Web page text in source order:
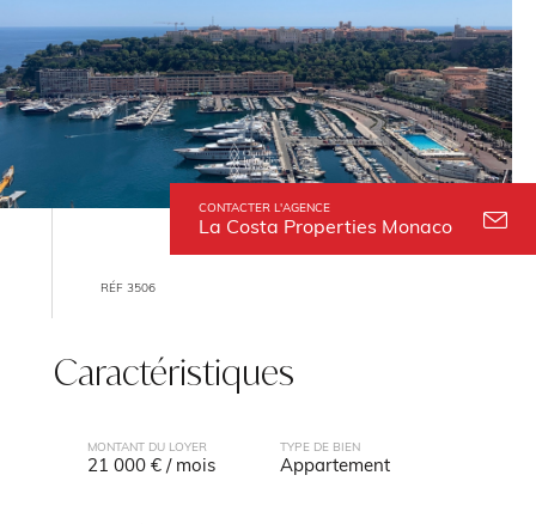
CONTACTER L'AGENCE
La Costa Properties Monaco
RÉF 3506
Caractéristiques
MONTANT DU LOYER
21 000 € / mois
TYPE DE BIEN
Appartement